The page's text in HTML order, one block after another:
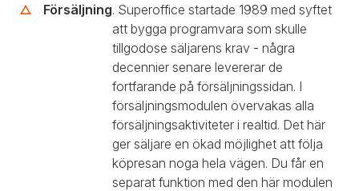
Försäljning. Superoffice startade 1989 med syftet
att bygga programvara som skulle
tillgodose säljarens krav - några
decennier senare levererar de
fortfarande på försäljningssidan. I
försäljningsmodulen övervakas alla
försäljningsaktiviteter i realtid. Det här
ger säljare en ökad möjlighet att följa
köpresan noga hela vägen. Du får en
separat funktion med den här modulen